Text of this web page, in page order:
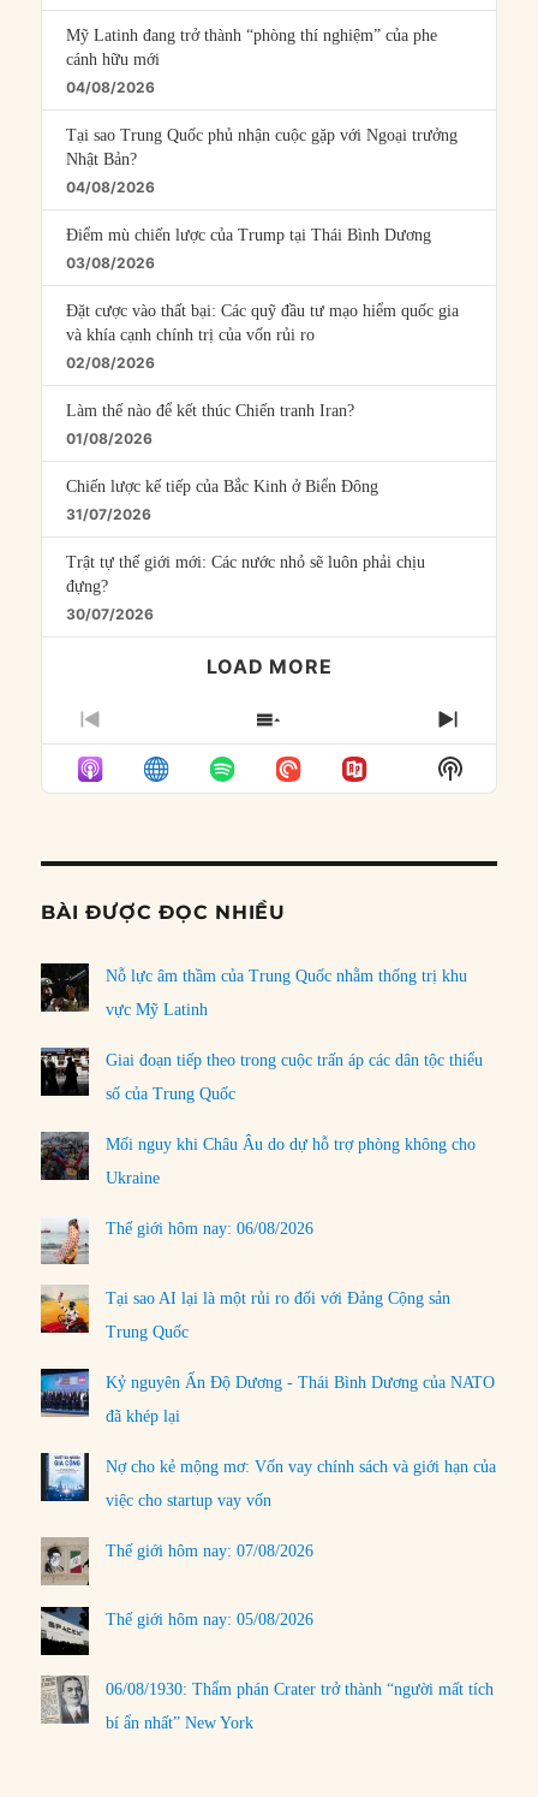
Mỹ Latinh đang trở thành “phòng thí nghiệm” của phe
cánh hữu mới
04/08/2026
Tại sao Trung Quốc phủ nhận cuộc gặp với Ngoại trưởng
Nhật Bản?
04/08/2026
Điểm mù chiến lược của Trump tại Thái Bình Dương
03/08/2026
Đặt cược vào thất bại: Các quỹ đầu tư mạo hiểm quốc gia
và khía cạnh chính trị của vốn rủi ro
02/08/2026
Làm thế nào để kết thúc Chiến tranh Iran?
01/08/2026
Chiến lược kế tiếp của Bắc Kinh ở Biển Đông
31/07/2026
Trật tự thế giới mới: Các nước nhỏ sẽ luôn phải chịu
đựng?
30/07/2026
LOAD MORE
PREVIOUS
EPISODE
SHOW
EPISODES
LIST
NEXT
Show
Podcast
BÀI ĐƯỢC ĐỌC NHIỀU
Nỗ lực âm thầm của Trung Quốc nhằm thống trị khu
vực Mỹ Latinh
Giai đoạn tiếp theo trong cuộc trấn áp các dân tộc thiểu
số của Trung Quốc
Mối nguy khi Châu Âu do dự hỗ trợ phòng không cho
Ukraine
Thế giới hôm nay: 06/08/2026
Tại sao AI lại là một rủi ro đối với Đảng Cộng sản
Trung Quốc
Kỷ nguyên Ấn Độ Dương - Thái Bình Dương của NATO
đã khép lại
Nợ cho kẻ mộng mơ: Vốn vay chính sách và giới hạn của
việc cho startup vay vốn
Thế giới hôm nay: 07/08/2026
Thế giới hôm nay: 05/08/2026
06/08/1930: Thẩm phán Crater trở thành “người mất tích
bí ẩn nhất” New York